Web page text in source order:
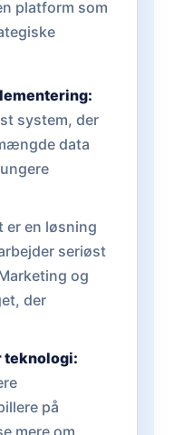
platform som
system, der
data
er en løsning
seriøst
og
der
teknologi:
på
mere om